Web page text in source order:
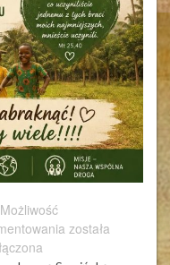
Możliwość
została